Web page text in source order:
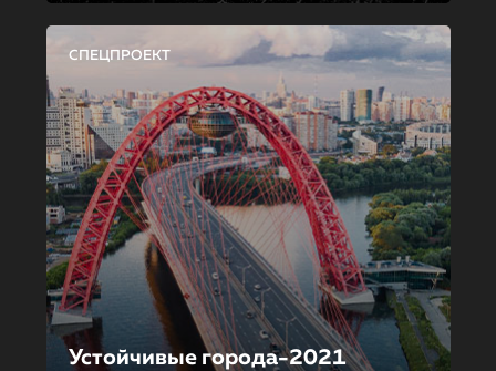
СПЕЦПРОЕКТ
Устойчивые города-2021